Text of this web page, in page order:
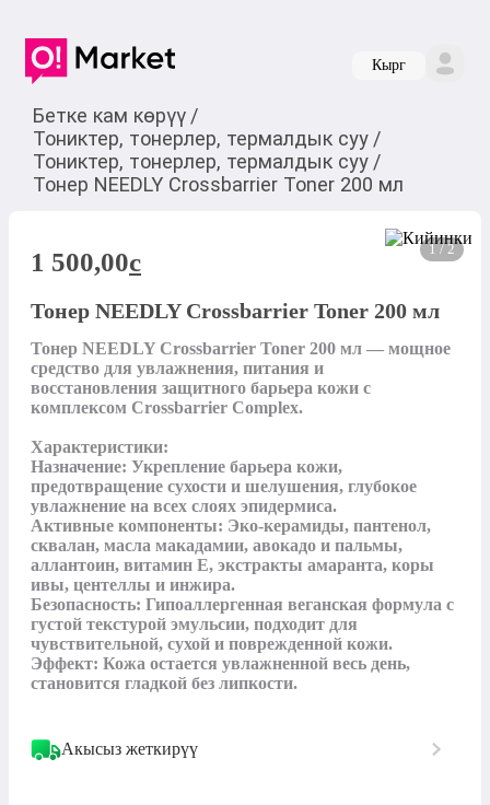
Кырг
Бетке кам көрүү /
Тониктер, тонерлер, термалдык суу /
Тониктер, тонерлер, термалдык суу /
Тонер NEEDLY Crossbarrier Toner 200 мл
1 / 2
1 500,00c
Тонер NEEDLY Crossbarrier Toner 200 мл
Тонер NEEDLY Crossbarrier Toner 200 мл — мощное
средство для увлажнения, питания и
восстановления защитного барьера кожи с
комплексом Crossbarrier Complex.
Характеристики:
Назначение: Укрепление барьера кожи,
предотвращение сухости и шелушения, глубокое
увлажнение на всех слоях эпидермиса.
Активные компоненты: Эко-керамиды, пантенол,
сквалан, масла макадамии, авокадо и пальмы,
аллантоин, витамин E, экстракты амаранта, коры
ивы, центеллы и инжира.
Безопасность: Гипоаллергенная веганская формула с
густой текстурой эмульсии, подходит для
чувствительной, сухой и поврежденной кожи.
Эффект: Кожа остается увлажненной весь день,
становится гладкой без липкости.
Акысыз жеткирүү